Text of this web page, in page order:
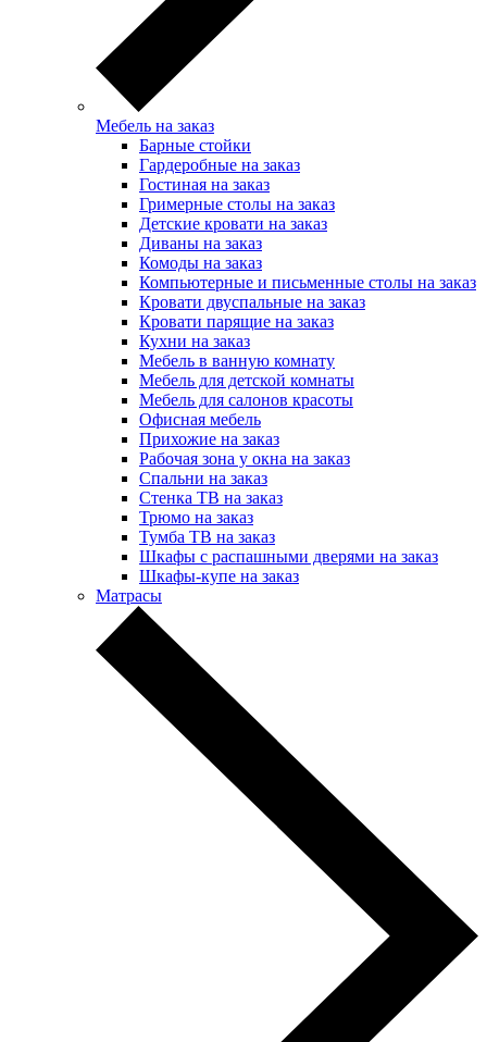
Мебель на заказ
Барные стойки
Гардеробные на заказ
Гостиная на заказ
Гримерные столы на заказ
Детские кровати на заказ
Диваны на заказ
Комоды на заказ
Компьютерные и письменные столы на заказ
Кровати двуспальные на заказ
Кровати парящие на заказ
Кухни на заказ
Мебель в ванную комнату
Мебель для детской комнаты
Мебель для салонов красоты
Офисная мебель
Прихожие на заказ
Рабочая зона у окна на заказ
Спальни на заказ
Стенка ТВ на заказ
Трюмо на заказ
Тумба ТВ на заказ
Шкафы с распашными дверями на заказ
Шкафы-купе на заказ
Матрасы